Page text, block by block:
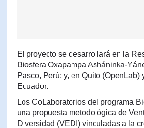
El proyecto se desarrollará en la
Biosfera Oxapampa Asháninka-
Pasco, Perú; y, en Quito (OpenLab)
Ecuador.
Los CoLaboratorios del programa
una propuesta metodológica de
Diversidad (VEDI) vinculadas a la